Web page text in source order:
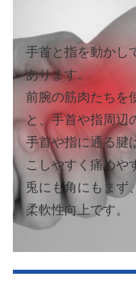
手首と指を動かし
あります。
前腕の筋肉たちを
と、手首や指周辺
手首や指に通る腱
こしやすく痛めや
兎にも角にもまず
柔軟性向上です。